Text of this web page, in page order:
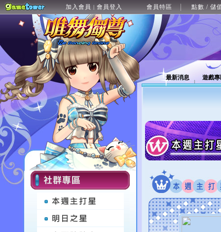
加入會員 | 會員登入 會員特區 點數 / 儲
最新消息 遊戲